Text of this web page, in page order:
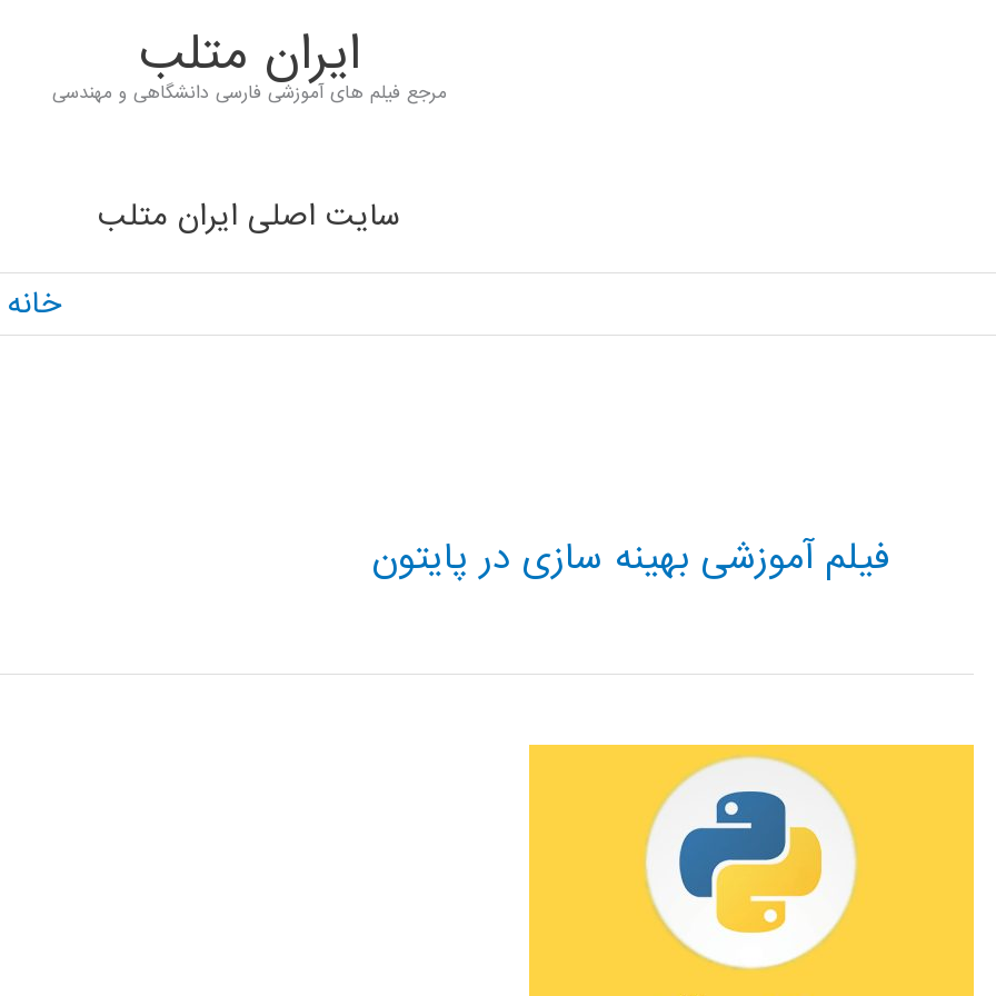
ايران متلب
مرجع فیلم های آموزشی فارسی دانشگاهی و مهندسی
سایت اصلی ایران متلب
خانه
فیلم آموزشی بهینه سازی در پایتون